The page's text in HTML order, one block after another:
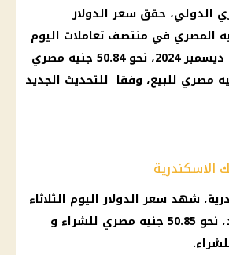
الدولي، حقق سعر الدولار
المصري في منتصف تعاملات اليوم
الثلاثاء الموافق 24 ديسمبر 2024، نحو 50.84 جنيه مصري
و 50.94 جنيه مصري للبيع، وفقا للتحديث الجديد
الاسكندرية
شهد سعر الدولار اليوم الثلاثاء
في التحديث الجديد، نحو 50.85 جنيه مصري للشراء و